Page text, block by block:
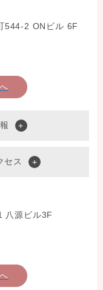
544-2 ONビル 6F
セス
八源ビル3F